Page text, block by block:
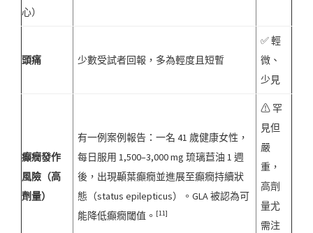
心）
頭痛 少數受試者回報，多為輕度且短暫
✅ 輕
微、
少見
癲癇發作
風險（高
劑量）
有一例案例報告：一名 41 歲健康女性，
每日服用 1,500–3,000 mg 琉璃苣油 1 週
後，出現顳葉癲癇並進展至癲癇持續狀
態（status epilepticus）。GLA 被認為可
能降低癲癇閾值。 [11]
⚠ 罕
見但
嚴
重，
高劑
量尤
需注